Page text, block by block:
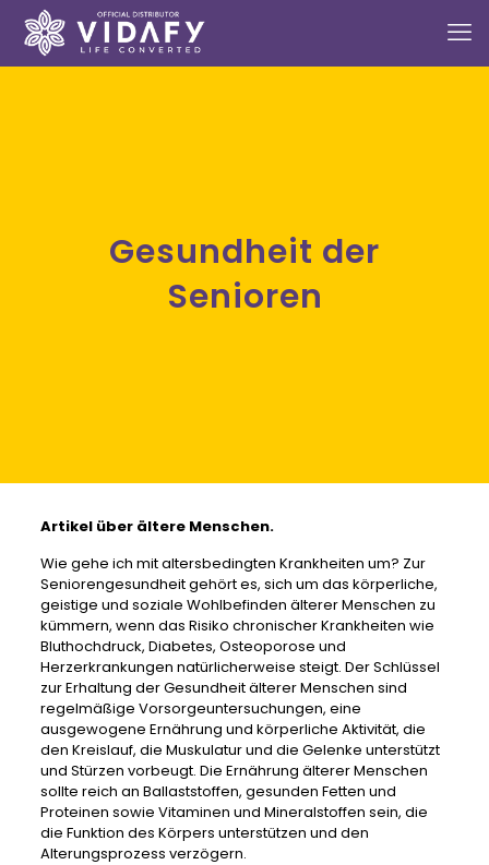
Gesundheit der
Senioren
Artikel über ältere Menschen.
Wie gehe ich mit altersbedingten Krankheiten um? Zur
Seniorengesundheit gehört es, sich um das körperliche,
geistige und soziale Wohlbefinden älterer Menschen zu
kümmern, wenn das Risiko chronischer Krankheiten wie
Bluthochdruck, Diabetes, Osteoporose und
Herzerkrankungen natürlicherweise steigt. Der Schlüssel
zur Erhaltung der Gesundheit älterer Menschen sind
regelmäßige Vorsorgeuntersuchungen, eine
ausgewogene Ernährung und körperliche Aktivität, die
den Kreislauf, die Muskulatur und die Gelenke unterstützt
und Stürzen vorbeugt. Die Ernährung älterer Menschen
sollte reich an Ballaststoffen, gesunden Fetten und
Proteinen sowie Vitaminen und Mineralstoffen sein, die
die Funktion des Körpers unterstützen und den
Alterungsprozess verzögern.